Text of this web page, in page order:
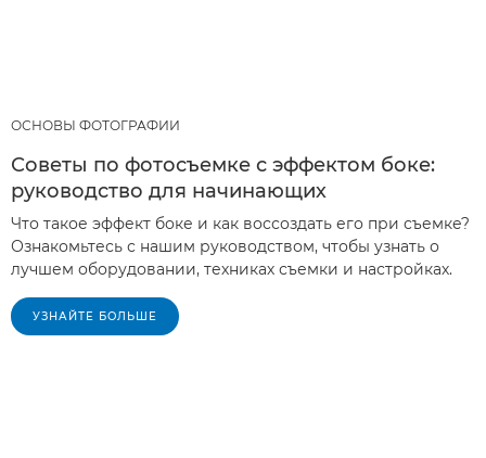
ОСНОВЫ ФОТОГРАФИИ
Советы по фотосъемке с эффектом боке:
руководство для начинающих
Что такое эффект боке и как воссоздать его при съемке?
Ознакомьтесь с нашим руководством, чтобы узнать о
лучшем оборудовании, техниках съемки и настройках.
УЗНАЙТЕ БОЛЬШЕ